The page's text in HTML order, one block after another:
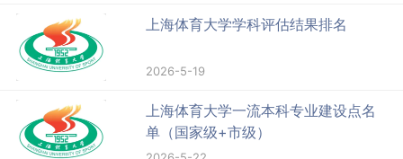
上海体育大学学科评估结果排名
2026-5-19
上海体育大学一流本科专业建设点名
单（国家级+市级）